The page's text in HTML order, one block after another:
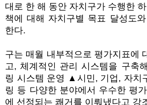
대로 한 해 동안 자치구가 수행한
책에 대해 자치구별 목표 달성도
한다.
구는 매월 내부적으로 평가지표에
고, 체계적인 관리 시스템을 구축
링 시스템 운영 ▲시민, 기업, 자치
링 등 다양한 분야에서 우수한 평
에 선정되는 쾌거를 이뤄냈다고 강